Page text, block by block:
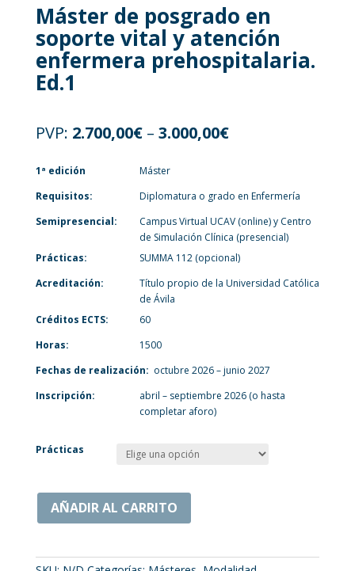
Máster de posgrado en
soporte vital y atención
enfermera prehospitalaria.
Ed.1
PVP: 2.700,00€– 3.000,00€
1ª edición
Máster
Requisitos:
Diplomatura o grado en Enfermería
Semipresencial:
Campus Virtual UCAV (online) y Centro
de Simulación Clínica (presencial)
Prácticas:
SUMMA 112 (opcional)
Acreditación:
Título propio de la Universidad Católica
de Ávila
Créditos ECTS:
60
Horas:
1500
Fechas de realización: octubre 2026 – junio 2027
Inscripción:
abril – septiembre 2026 (o hasta
completar aforo)
Prácticas
AÑADIR AL CARRITO